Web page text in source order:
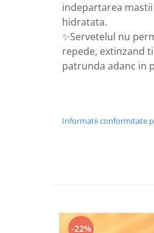
indepartarea
hidratata.
✨Servetelul nu
repede, extinzand
patrunda adanc in
Informatii conformitate
-22%